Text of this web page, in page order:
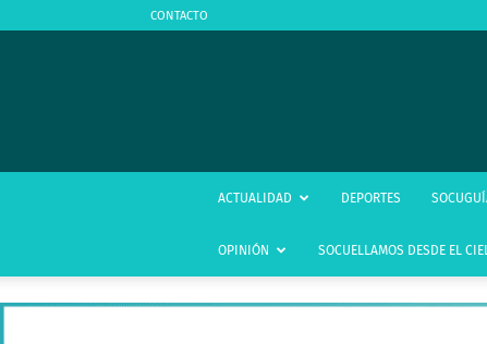
CONTACTO
ACTUALIDAD DEPORTES
OPINIÓN SOCUELLAMOS DESDE EL